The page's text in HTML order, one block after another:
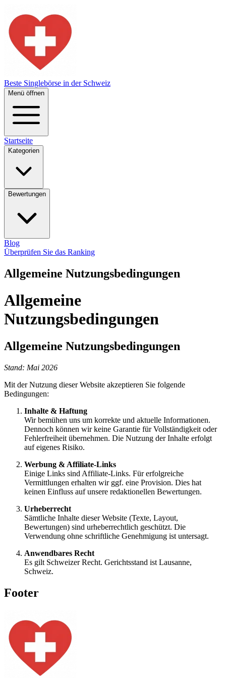
Beste Singlebörse in der Schweiz
Menü öffnen
Startseite
Kategorien
Bewertungen
Blog
Überprüfen Sie das Ranking
Allgemeine Nutzungsbedingungen
Allgemeine
Nutzungsbedingungen
Allgemeine Nutzungsbedingungen
Stand: Mai 2026
Mit der Nutzung dieser Website akzeptieren Sie folgende
Bedingungen:
Inhalte & Haftung
Wir bemühen uns um korrekte und aktuelle Informationen.
Dennoch können wir keine Garantie für Vollständigkeit oder
Fehlerfreiheit übernehmen. Die Nutzung der Inhalte erfolgt
auf eigenes Risiko.
Werbung & Affiliate-Links
Einige Links sind Affiliate-Links. Für erfolgreiche
Vermittlungen erhalten wir ggf. eine Provision. Dies hat
keinen Einfluss auf unsere redaktionellen Bewertungen.
Urheberrecht
Sämtliche Inhalte dieser Website (Texte, Layout,
Bewertungen) sind urheberrechtlich geschützt. Die
Verwendung ohne schriftliche Genehmigung ist untersagt.
Anwendbares Recht
Es gilt Schweizer Recht. Gerichtsstand ist Lausanne,
Schweiz.
Footer